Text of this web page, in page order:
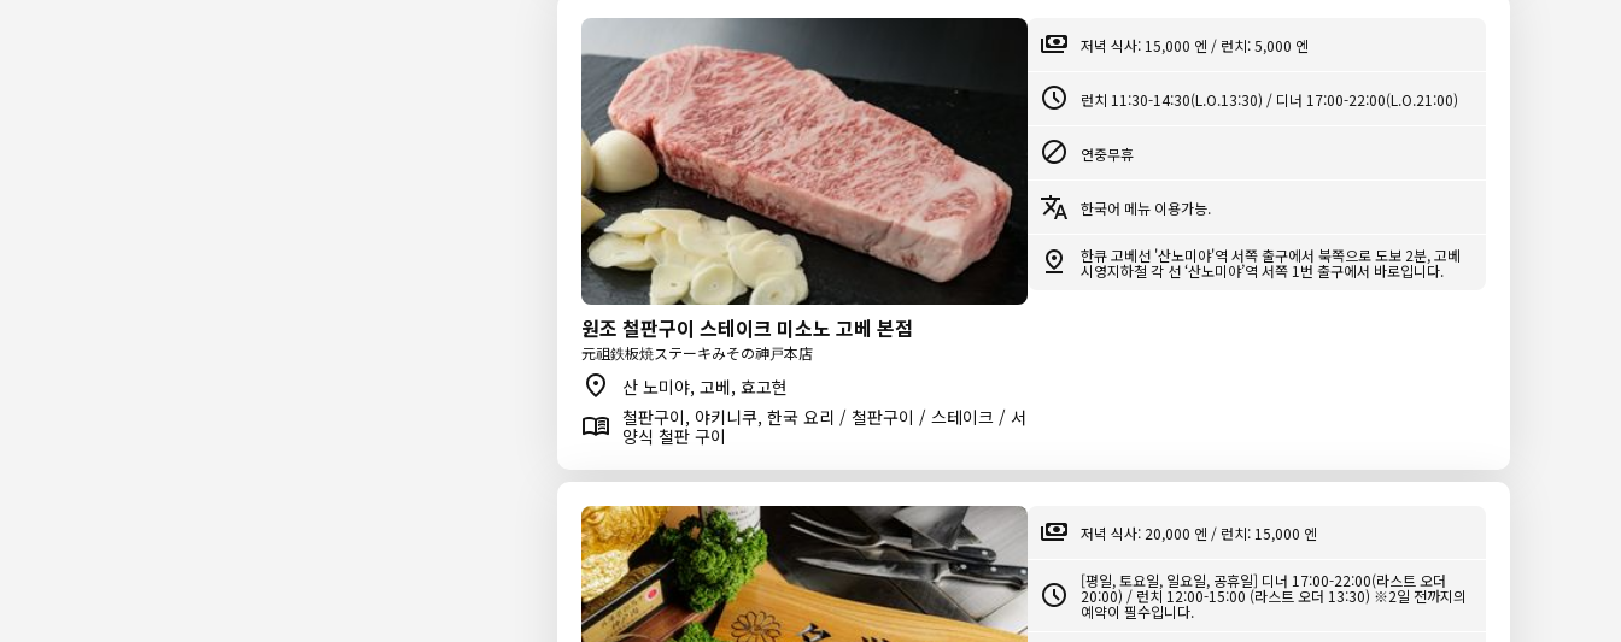
원조 철판구이 스테이크 미소노 고베 본점
元祖鉄板焼ステーキみその神戸本店
산 노미야, 고베, 효고현
철판구이, 야키니쿠, 한국 요리 / 철판구이 / 스테이크 / 서
양식 철판 구이
저녁 식사: 15,000 엔 / 런치: 5,000 엔
런치 11:30-14:30(L.O.13:30) / 디너 17:00-22:00(L.O.21:00)
연중무휴
한국어 메뉴 이용가능.
한큐 고베선 '산노미야'역 서쪽 출구에서 북쪽으로 도보 2분, 고베
시영지하철 각 선 ‘산노미야’역 서쪽 1번 출구에서 바로입니다.
저녁 식사: 20,000 엔 / 런치: 15,000 엔
[평일, 토요일, 일요일, 공휴일] 디너 17:00-22:00(라스트 오더
20:00) / 런치 12:00-15:00 (라스트 오더 13:30) ※2일 전까지의
예약이 필수입니다.